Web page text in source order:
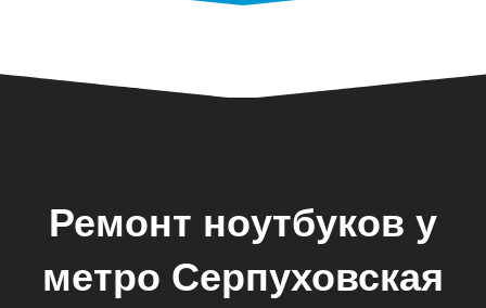
Ремонт ноутбуков у
метро Серпуховская